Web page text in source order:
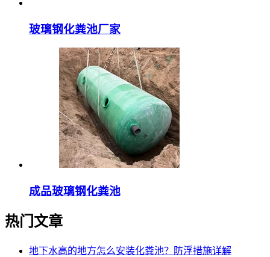
玻璃钢化粪池厂家
成品玻璃钢化粪池
热门文章
地下水高的地方怎么安装化粪池？防浮措施详解